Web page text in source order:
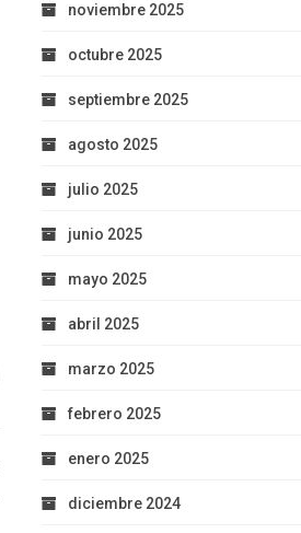
noviembre 2025
octubre 2025
septiembre 2025
agosto 2025
julio 2025
junio 2025
mayo 2025
abril 2025
marzo 2025
febrero 2025
enero 2025
diciembre 2024